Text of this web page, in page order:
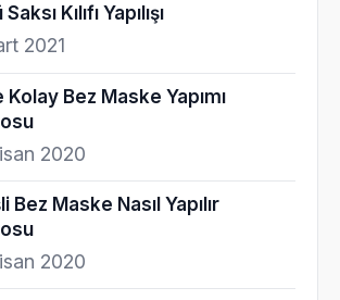
Kılıfı Yapılışı
2021
Kolay Bez Maske Yapımı
2020
Bez Maske Nasıl Yapılır
2020